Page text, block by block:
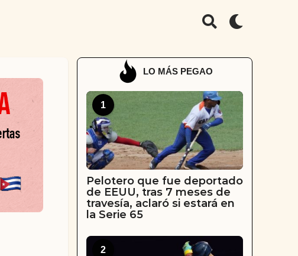
LO MÁS PEGAO
1
Pelotero que fue deportado
de EEUU, tras 7 meses de
travesía, aclaró si estará en
la Serie 65
2